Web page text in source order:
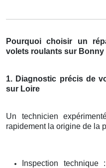
Pourquoi choisir un
volets roulants sur Bonny
1. Diagnostic précis de
sur Loire
Un technicien
rapidement la origine de la
Inspection